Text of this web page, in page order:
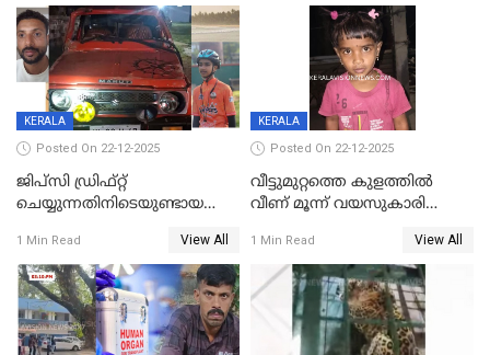
നിലയിൽ
KERALA
Posted On 22-12-2025
ജിപ്സി ഡ്രിഫ്റ്റ്
ചെയ്യുന്നതിനിടെയുണ്ടായ
ദാരുണാന്ത്യം; ജീപ്സി
ഓടിച്ചയാൾ അറസ്റ്റിൽ.
1 Min Read View All
KERALA
Posted On 22-12-2025
വീട്ടുമുറ്റത്തെ കുളത്തിൽ
വീണ് മൂന്ന് വയസുകാരി
1 Min Read View All